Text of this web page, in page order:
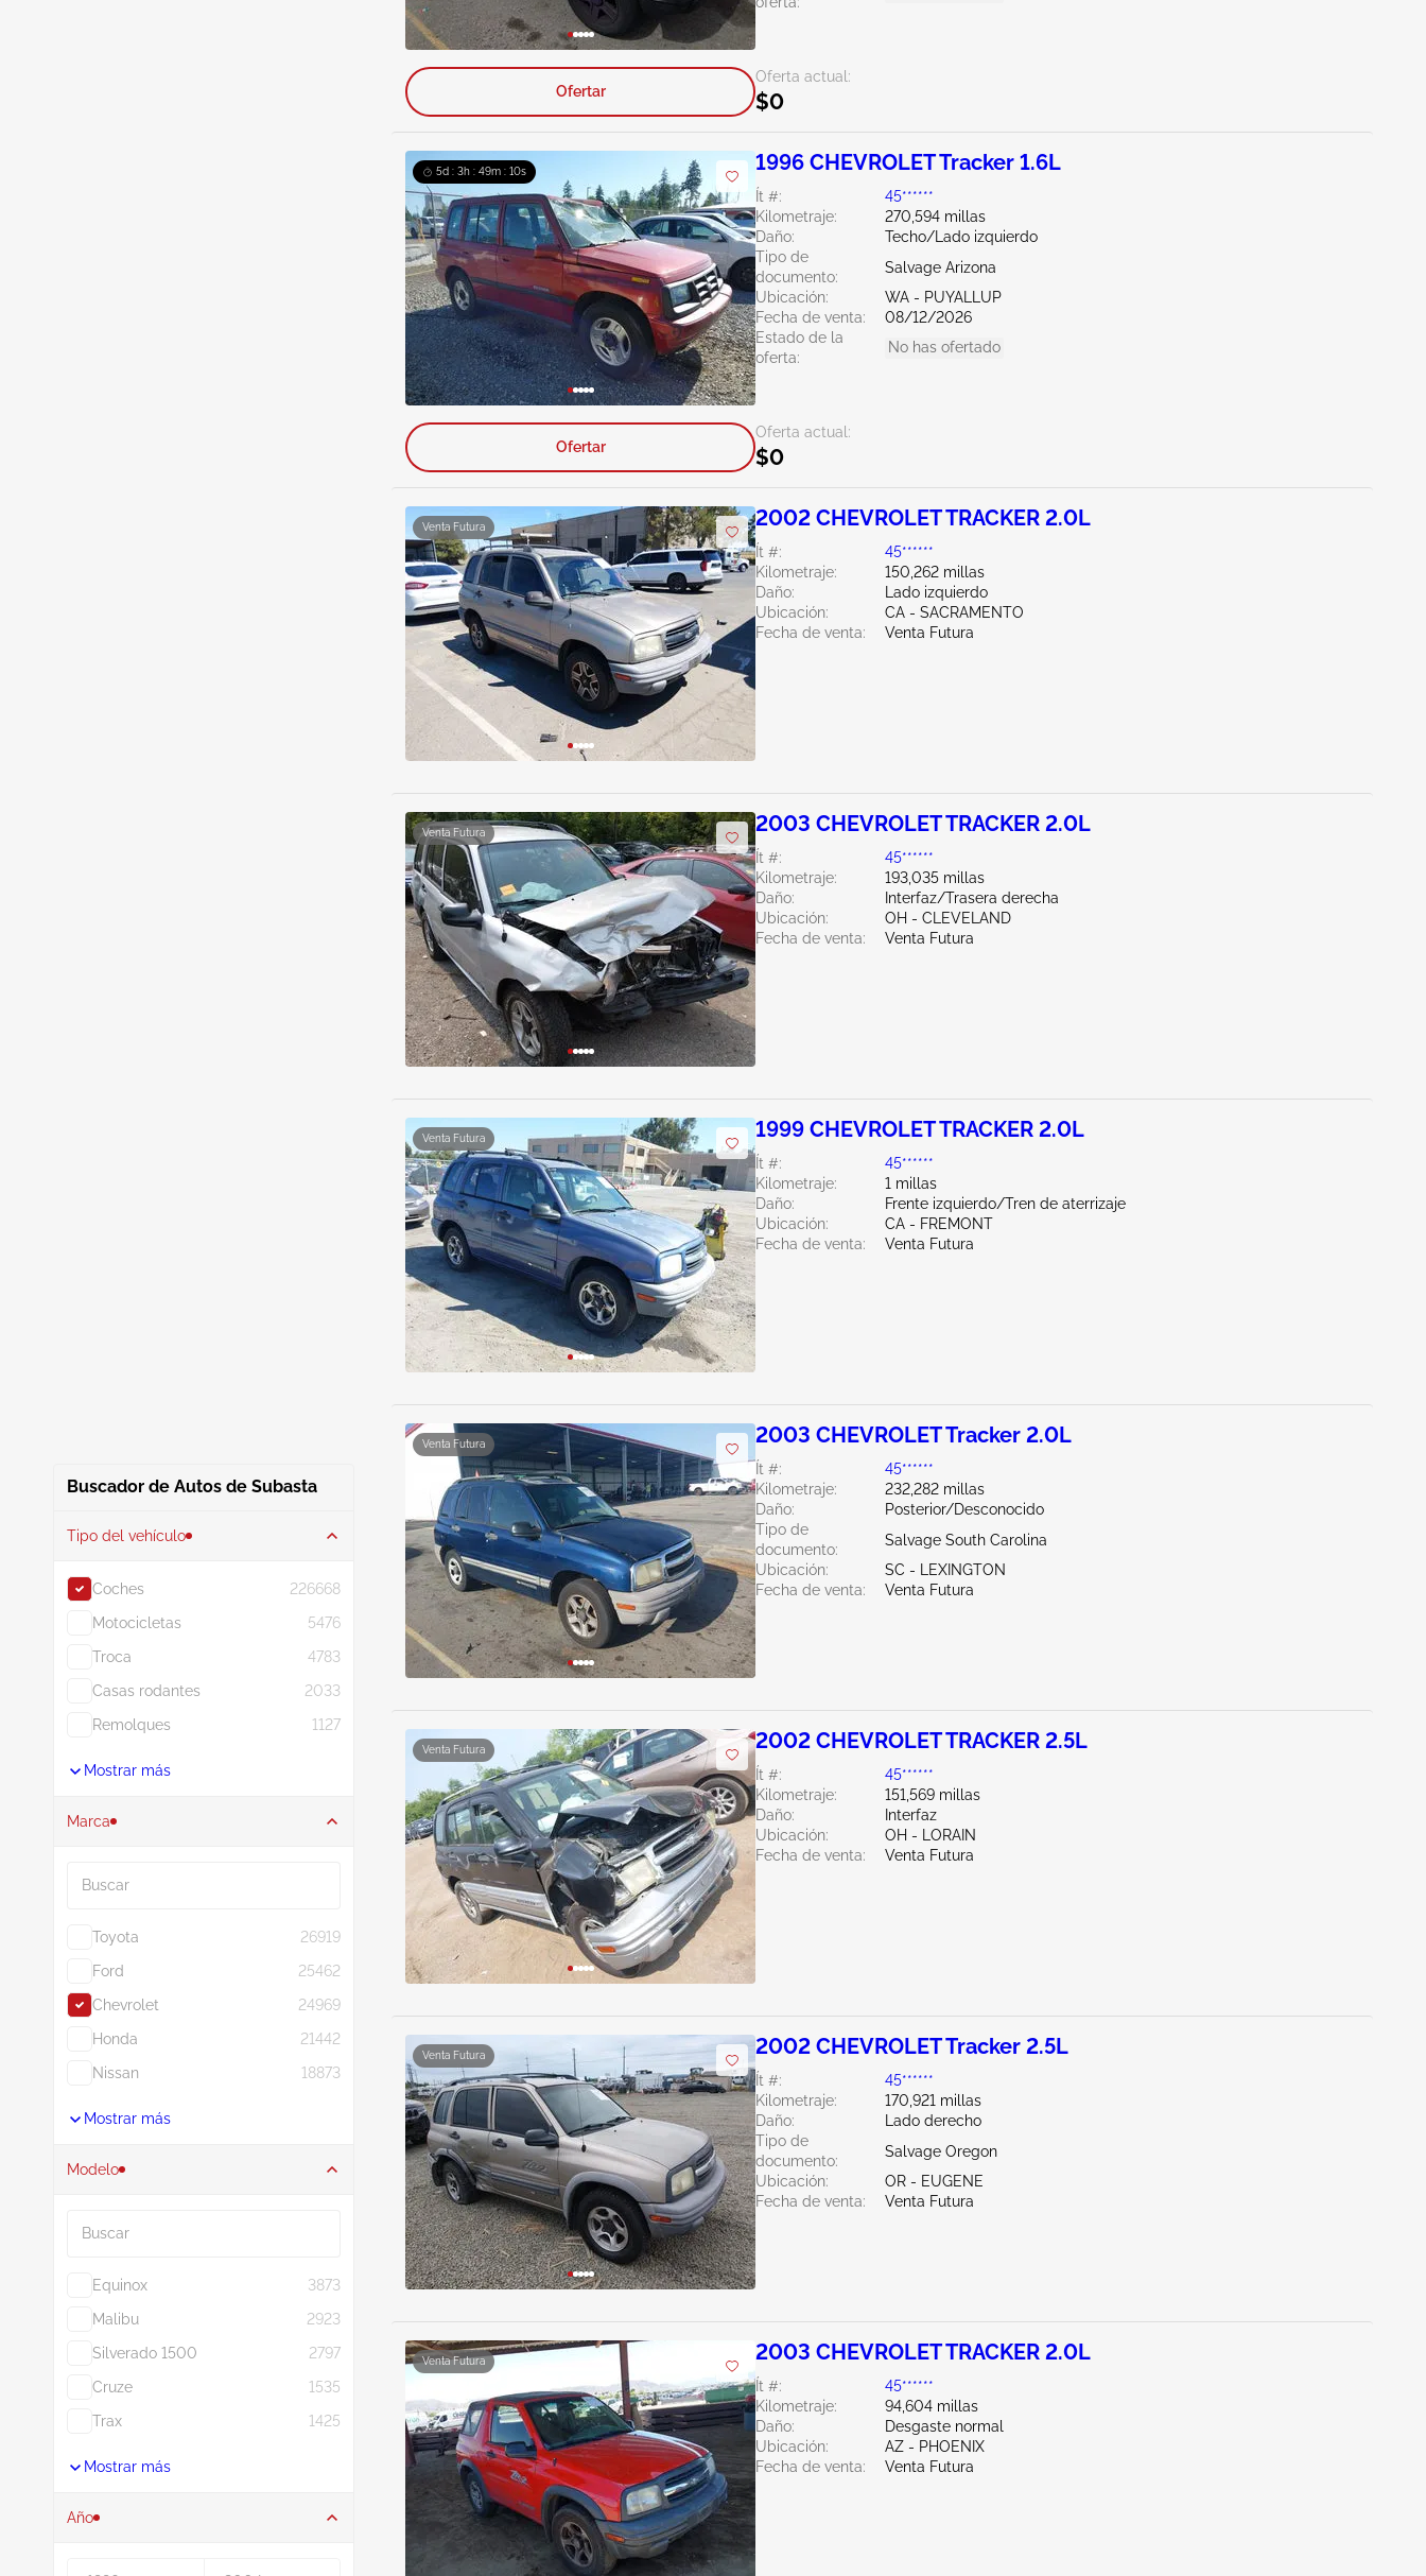
Buscador de Autos de Subasta
Tipo del vehículo
Coches
226668
Motocicletas
5476
Troca
4783
Casas rodantes
2033
Remolques
1127
Mostrar más
Marca
Toyota
26919
Ford
25462
Chevrolet
24969
Honda
21442
Nissan
18873
Mostrar más
Modelo
Equinox
3873
Malibu
2923
Silverado 1500
2797
Cruze
1535
Trax
1425
Mostrar más
Año
Oferta actual:
$0
Ofertar
5d : 3h : 49m : 10s 1996 CHEVROLET Tracker 1.6L
Ít #:
45******
Kilometraje:
270,594 millas
Daño:
Techo/Lado izquierdo
Tipo de
documento:
Salvage Arizona
Ubicación:
WA - PUYALLUP
Fecha de venta:
08/12/2026
Estado de la
oferta:
No has ofertado
Oferta actual:
$0
Ofertar
Venta Futura 2002 CHEVROLET TRACKER 2.0L
Ít #:
45******
Kilometraje:
150,262 millas
Daño:
Lado izquierdo
Ubicación:
CA - SACRAMENTO
Fecha de venta:
Venta Futura
Venta Futura 2003 CHEVROLET TRACKER 2.0L
Ít #:
45******
Kilometraje:
193,035 millas
Daño:
Interfaz/Trasera derecha
Ubicación:
OH - CLEVELAND
Fecha de venta:
Venta Futura
Venta Futura 1999 CHEVROLET TRACKER 2.0L
Ít #:
45******
Kilometraje:
1 millas
Daño:
Frente izquierdo/Tren de aterrizaje
Ubicación:
CA - FREMONT
Fecha de venta:
Venta Futura
Venta Futura 2003 CHEVROLET Tracker 2.0L
Ít #:
45******
Kilometraje:
232,282 millas
Daño:
Posterior/Desconocido
Tipo de
documento:
Salvage South Carolina
Ubicación:
SC - LEXINGTON
Fecha de venta:
Venta Futura
Venta Futura 2002 CHEVROLET TRACKER 2.5L
Ít #:
45******
Kilometraje:
151,569 millas
Daño:
Interfaz
Ubicación:
OH - LORAIN
Fecha de venta:
Venta Futura
Venta Futura 2002 CHEVROLET Tracker 2.5L
Ít #:
45******
Kilometraje:
170,921 millas
Daño:
Lado derecho
Tipo de
documento:
Salvage Oregon
Ubicación:
OR - EUGENE
Fecha de venta:
Venta Futura
Venta Futura 2003 CHEVROLET TRACKER 2.0L
Ít #:
45******
Kilometraje:
94,604 millas
Daño:
Desgaste normal
Ubicación:
AZ - PHOENIX
Fecha de venta:
Venta Futura